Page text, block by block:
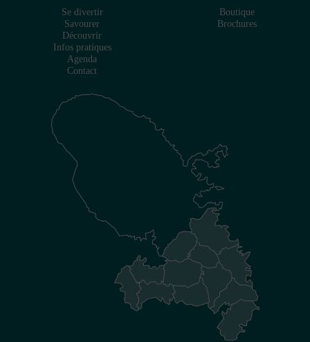
Se divertir
Savourer
Découvrir
Infos pratiques
Agenda
Contact
Boutique
Brochures